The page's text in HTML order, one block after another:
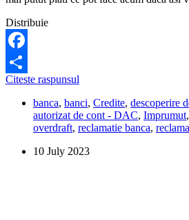
Distribuie
Facebook
Share
Citeste raspunsul
sa
fac
daca
am
banca, banci, Credite, descoperire
autorizat de cont - DAC, Imprumut,
overdraft, reclamatie banca,
10 July 2023